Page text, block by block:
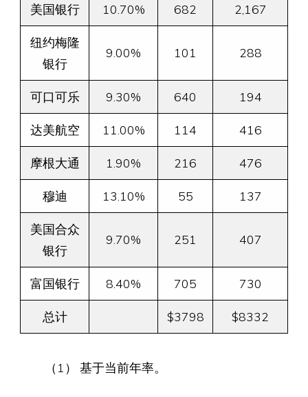
美国银行 10.70% 682 2,167
纽约梅隆
银行
9.00% 101 288
可口可乐 9.30% 640 194
达美航空 11.00% 114 416
摩根大通 1.90% 216 476
穆迪 13.10% 55 137
美国合众
银行
9.70% 251 407
富国银行 8.40% 705 730
总计 $3798 $8332
（1） 基于当前年率。